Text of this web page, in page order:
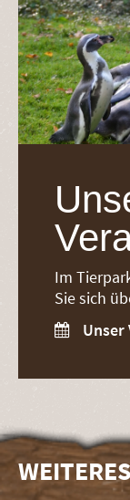
Im
Sie sich
